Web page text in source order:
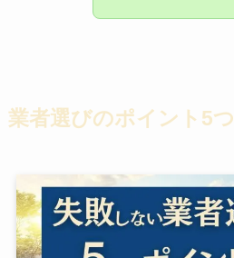
業者選びのポイント5つ